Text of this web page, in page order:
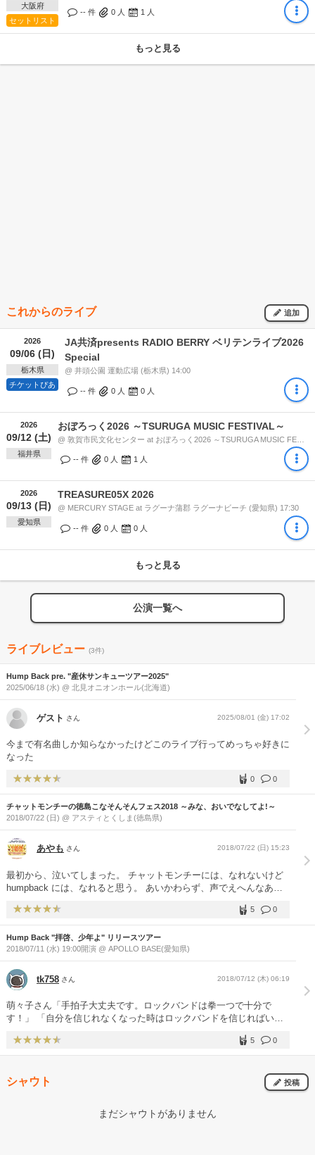
大阪府
セットリスト
-- 件 0 人 1 人
もっと見る
これからのライブ 追加
2026
09/06 (日)
栃木県
チケットぴあ
JA共済presents RADIO BERRY ベリテンライブ2026
Special
@ 井頭公園 運動広場 (栃木県) 14:00
-- 件 0 人 0 人
2026
09/12 (土)
福井県
おぼろっく2026 ～TSURUGA MUSIC FESTIVAL～
-- 件 0 人 1 人
2026
09/13 (日)
愛知県
TREASURE05X 2026
@ MERCURY STAGE at ラグーナ蒲郡 ラグーナビーチ (愛知県) 17:30
-- 件 0 人 0 人
もっと見る
公演一覧へ
ライブレビュー (3件)
Hump Back pre. "産休サンキューツアー2025"
2025/06/18 (水) @ 北見オニオンホール(北海道)
ゲスト さん 2025/08/01 (金) 17:02
今まで有名曲しか知らなかったけどこのライブ行ってめっちゃ好きに
なった
0
0
チャットモンチーの徳島こなそんそんフェス2018 ～みな、おいでなしてよ!～
2018/07/22 (日) @ アスティとくしま(徳島県)
あやも さん 2018/07/22 (日) 15:23
最初から、泣いてしまった。 チャットモンチーには、なれないけど
humpback には、なれると思う。 あいかわらず、声でえへんなあ。
0
5
Hump Back "拝啓、少年よ" リリースツアー
2018/07/11 (水) 19:00開演 @ APOLLO BASE(愛知県)
tk758 さん 2018/07/12 (木) 06:19
萌々子さん「手拍子大丈夫です。ロックバンドは拳一つで十分で
す！」 「自分を信じれなくなった時はロックバンドを信じればい
でやってほしい！(チケット取りづらい汗)
0
5
シャウト 投稿
まだシャウトがありません